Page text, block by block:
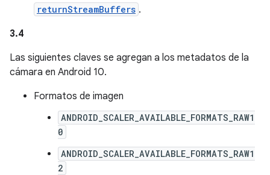
returnStreamBuffers .
3.4
Las siguientes claves se agregan a los metadatos de la
cámara en Android 10.
Formatos de imagen
ANDROID_SCALER_AVAILABLE_FORMATS_RAW1
0
ANDROID_SCALER_AVAILABLE_FORMATS_RAW1
2